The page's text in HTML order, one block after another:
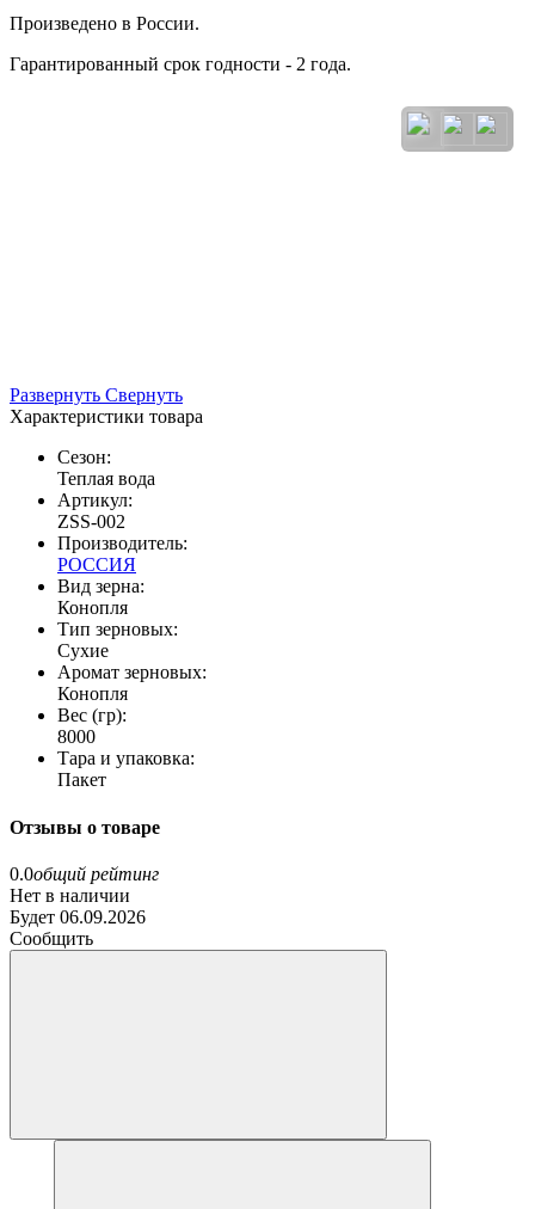
Произведено в России.
Гарантированный срок годности - 2 года.
Развернуть Свернуть
Характеристики товара
Сезон:
Теплая вода
Артикул:
ZSS-002
Производитель:
РОССИЯ
Вид зерна:
Конопля
Тип зерновых:
Сухие
Аромат зерновых:
Конопля
Вес (гр):
8000
Тара и упаковка:
Пакет
Отзывы о товаре
0.0общий рейтинг
Нет в наличии
Будет 06.09.2026
Сообщить